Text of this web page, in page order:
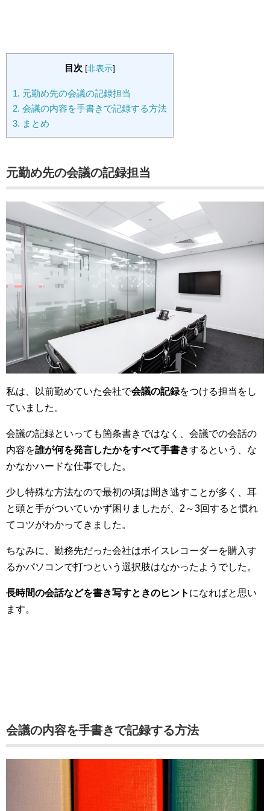
目次 [非表示]
1. 元勤め先の会議の記録担当
2. 会議の内容を手書きで記録する方法
3. まとめ
元勤め先の会議の記録担当
私は、以前勤めていた会社で会議の記録をつける担当をし
ていました。
会議の記録といっても箇条書きではなく、会議での会話の
内容を誰が何を発言したかをすべて手書きするという、な
かなかハードな仕事でした。
少し特殊な方法なので最初の頃は聞き逃すことが多く、耳
と頭と手がついていかず困りましたが、2～3回すると慣れ
てコツがわかってきました。
ちなみに、勤務先だった会社はボイスレコーダーを購入す
るかパソコンで打つという選択肢はなかったようでした。
長時間の会話などを書き写すときのヒント になればと思い
ます。
会議の内容を手書きで記録する方法